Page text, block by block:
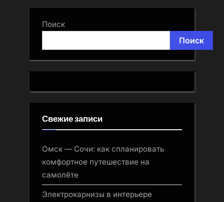
Поиск
Поиск
Свежие записи
Омск — Сочи: как спланировать
комфортное путешествие на
самолёте
Электрокарнизы в интерьере